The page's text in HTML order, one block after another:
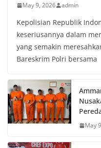
May 9, 2026 admin
Kepolisian Republik
keseriusannya dalam
yang semakin
Bareskrim Polri bersama
May